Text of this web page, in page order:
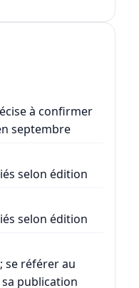
à confirmer
septembre
selon édition
selon édition
se référer au
publication